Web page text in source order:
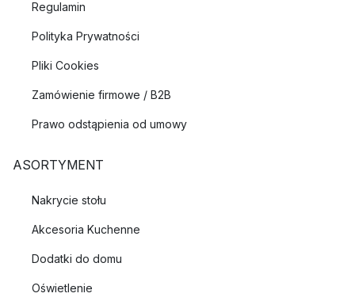
Regulamin
Polityka Prywatności
Pliki Cookies
Zamówienie firmowe / B2B
Prawo odstąpienia od umowy
ASORTYMENT
Nakrycie stołu
Akcesoria Kuchenne
Dodatki do domu
Oświetlenie